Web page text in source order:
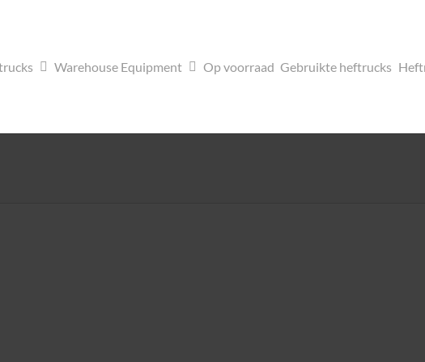
Warehouse Equipment Op voorraad Gebruikte heftrucks